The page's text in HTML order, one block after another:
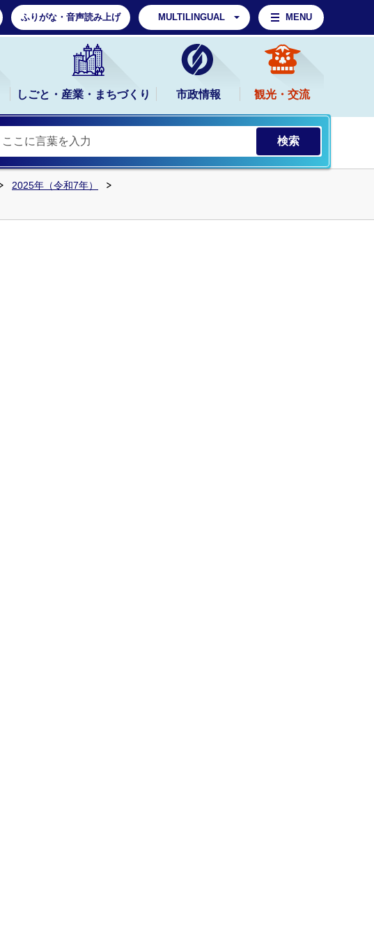
ふりがな・音声読み上げ MULTILINGUAL MENU
しごと・産業・まちづくり 市政情報 観光・交流
2025年（令和7年）